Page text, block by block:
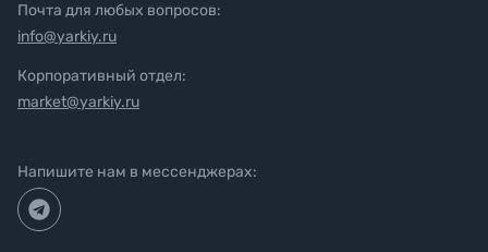
Почта для любых вопросов:
info@yarkiy.ru
Корпоративный отдел:
market@yarkiy.ru
Напишите нам в мессенджерах: